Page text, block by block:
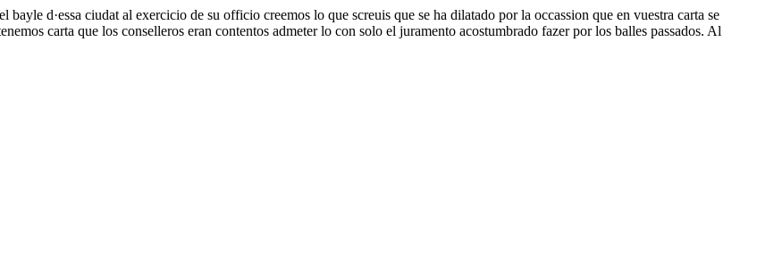
bayle d·essa ciudat al exercicio de su officio creemos lo que screuis que se ha dilatado por la occassion que en vuestra carta se
carta que los conselleros eran contentos admeter lo con solo el juramento acostumbrado fazer por los balles passados. Al